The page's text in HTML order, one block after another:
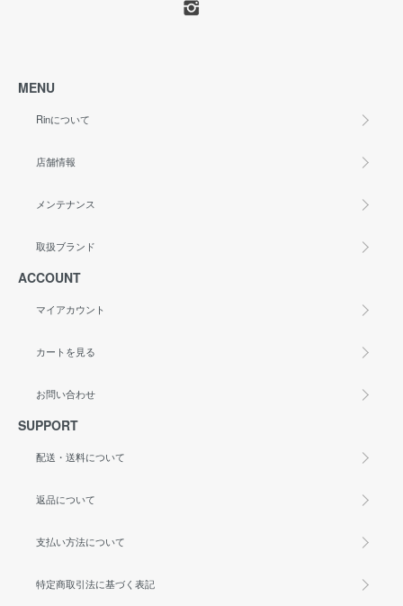
MENU
Rinについて
店舗情報
メンテナンス
取扱ブランド
ACCOUNT
マイアカウント
カートを見る
お問い合わせ
SUPPORT
配送・送料について
返品について
支払い方法について
特定商取引法に基づく表記